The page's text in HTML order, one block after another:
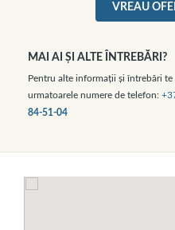
VREAU
MAI AI ŞI ALTE ÎNTREBĂRI?
Pentru alte informaţii şi întrebări te
urmatoarele numere de telefon:
84-51-04